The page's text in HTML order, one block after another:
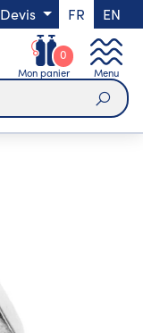
Devis FR EN
Mon panier
0
Menu